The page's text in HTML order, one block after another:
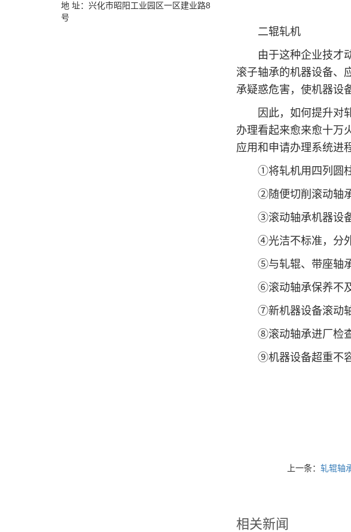
二辊轧机
由于这种企业技才动
滚子轴承的机器设备、
承疑惑危害，使机器设
因此，如何提升对轧
办理看起来愈来愈十万
应用和申请办理系统进
①将轧机用四列圆柱
②随便切削滚动轴承
③滚动轴承机器设备
④光洁不标准，分外
⑤与轧辊、带座轴承
⑥滚动轴承保养不及
⑦新机器设备滚动轴
⑧滚动轴承进厂检查
⑨机器设备超重不容
上一条：轧辊轴
相关新闻
地 址：兴化市昭阳工业园区一区建业路8
号